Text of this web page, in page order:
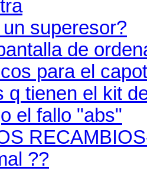
superesor?
de
para el capot
q tienen el kit
el fallo "abs"
??